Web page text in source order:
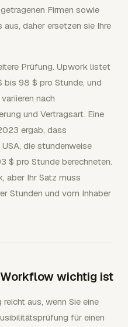
Firmen sowie
daher ersetzen sie Ihre
Prüfung. Upwork listet
98 $ pro Stunde, und
nach
und Vertragsart. Eine
ergab, dass
die stundenweise
$ pro Stunde berechneten.
aber Ihr Satz muss
Stunden und vom Inhaber
wichtig ist
aus, wenn Sie eine
für einen